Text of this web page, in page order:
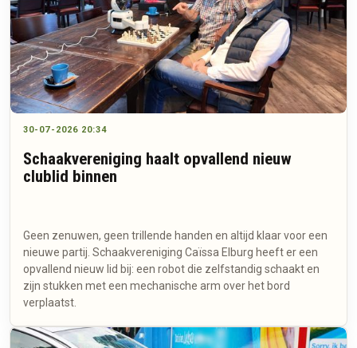
30-07-2026 20:34
Schaakvereniging haalt opvallend nieuw
clublid binnen
Geen zenuwen, geen trillende handen en altijd klaar voor een
nieuwe partij. Schaakvereniging Caïssa Elburg heeft er een
opvallend nieuw lid bij: een robot die zelfstandig schaakt en
zijn stukken met een mechanische arm over het bord
verplaatst.